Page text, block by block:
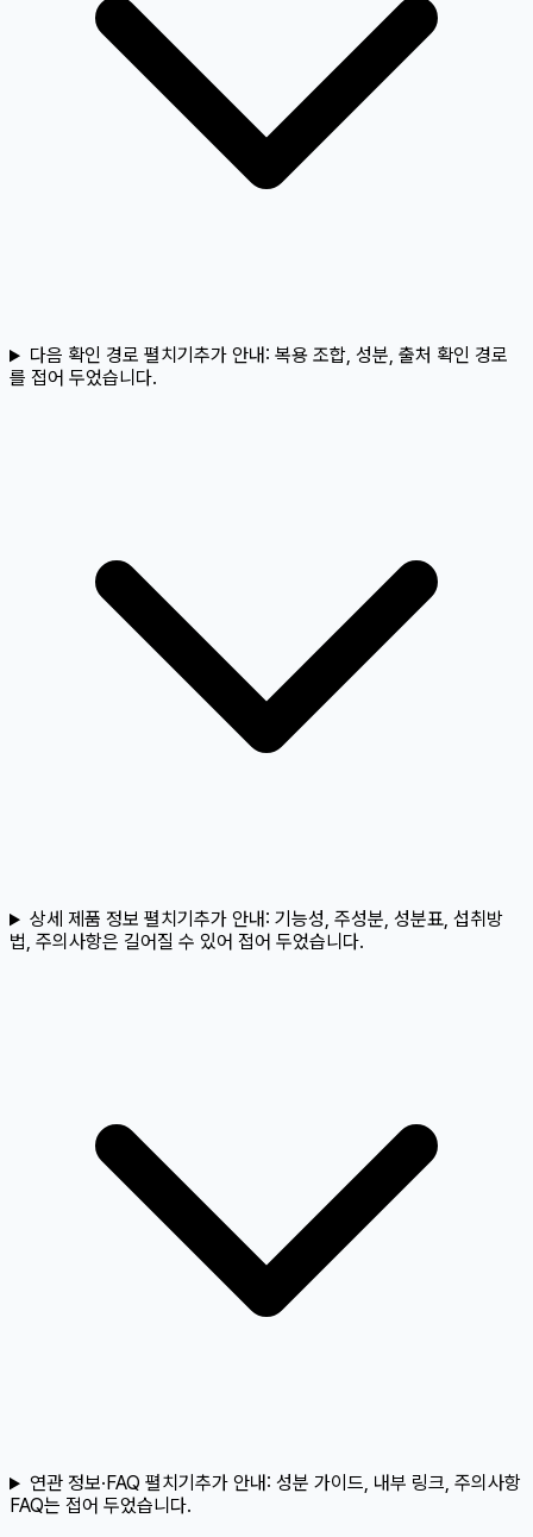
다음 확인 경로 펼치기 추가 안내: 복용 조합, 성분, 출처 확인 경로
를 접어 두었습니다.
상세 제품 정보 펼치기 추가 안내: 기능성, 주성분, 성분표, 섭취방
법, 주의사항은 길어질 수 있어 접어 두었습니다.
연관 정보·FAQ 펼치기 추가 안내: 성분 가이드, 내부 링크, 주의사항
FAQ는 접어 두었습니다.